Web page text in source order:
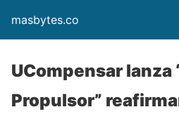
masbytes.co
UCompensar lanza
Propulsor”